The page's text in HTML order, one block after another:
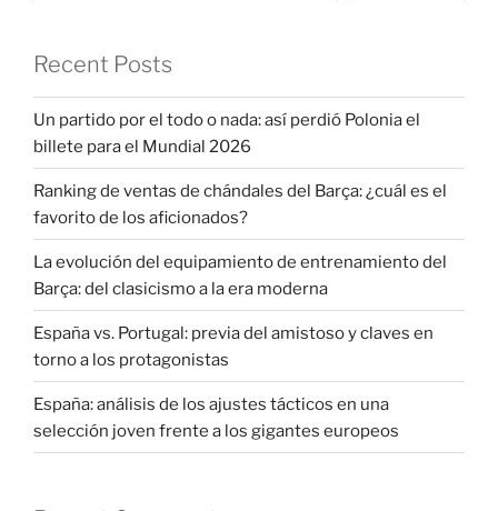
Recent Posts
Un partido por el todo o nada: así perdió Polonia el
billete para el Mundial 2026
Ranking de ventas de chándales del Barça: ¿cuál es el
favorito de los aficionados?
La evolución del equipamiento de entrenamiento del
Barça: del clasicismo a la era moderna
España vs. Portugal: previa del amistoso y claves en
torno a los protagonistas
España: análisis de los ajustes tácticos en una
selección joven frente a los gigantes europeos